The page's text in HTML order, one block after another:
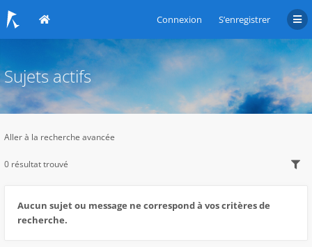
Connexion S’enregistrer
Sujets actifs
Aller à la recherche avancée
0 résultat trouvé
Aucun sujet ou message ne correspond à vos critères de
recherche.